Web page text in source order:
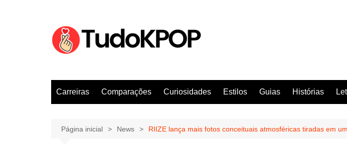
Carreiras Comparações Curiosidades Estilos Guias Histórias
Página inicial News RIIZE lança mais fotos conceituais atmosféricas tiradas em